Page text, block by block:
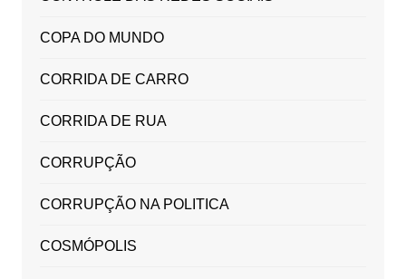
COPA DO MUNDO
CORRIDA DE CARRO
CORRIDA DE RUA
CORRUPÇÃO
CORRUPÇÃO NA POLITICA
COSMÓPOLIS